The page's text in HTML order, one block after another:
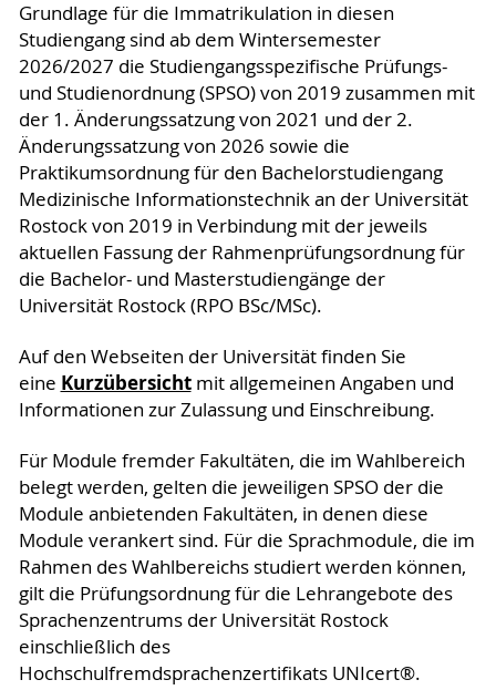
Grundlage für die Immatrikulation in diesen
Studiengang sind ab dem Wintersemester
2026/2027 die Studiengangsspezifische Prüfungs-
und Studienordnung (SPSO) von 2019 zusammen mit
der 1. Änderungssatzung von 2021 und der 2.
Änderungssatzung von 2026 sowie die
Praktikumsordnung für den Bachelorstudiengang
Medizinische Informationstechnik an der Universität
Rostock von 2019 in Verbindung mit der jeweils
aktuellen Fassung der Rahmenprüfungsordnung für
die Bachelor- und Masterstudiengänge der
Universität Rostock (RPO BSc/MSc).
Auf den Webseiten der Universität finden Sie
eine Kurzübersichtmit allgemeinen Angaben und
Informationen zur Zulassung und Einschreibung.
Für Module fremder Fakultäten, die im Wahlbereich
belegt werden, gelten die jeweiligen SPSO der die
Module anbietenden Fakultäten, in denen diese
Module verankert sind. Für die Sprachmodule, die im
Rahmen des Wahlbereichs studiert werden können,
gilt die Prüfungsordnung für die Lehrangebote des
Sprachenzentrums der Universität Rostock
einschließlich des
Hochschulfremdsprachenzertifikats UNIcert®.